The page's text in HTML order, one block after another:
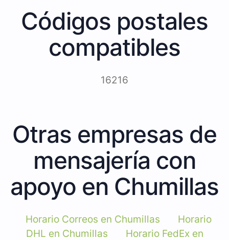
Códigos postales
compatibles
16216
Otras empresas de
mensajería con
apoyo en Chumillas
Horario Correos en Chumillas
Horario
DHL en Chumillas
Horario FedEx en